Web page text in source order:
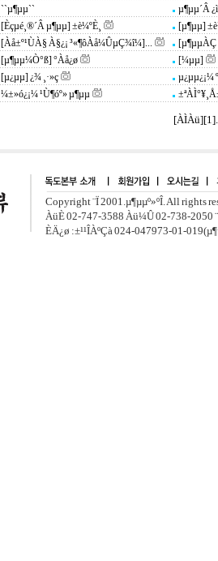
``µ¶µµ``
µ¶µµ´Â
[Èçµé¸®´Â µ¶µµ] ±è¼ºÈ¸
[µ¶µµ]
[Àå±º¹ÙÀ§ À§¿¡ ³«¶ôÀå¼ÛµÇ¾î¼­]...
[µ¶µµ¼Ò°ß] °­Àå¿ø
[¼­µµ]
[µ¿µµ] ¿¾ ¸·»ç
µ¿µµ¿¡¼­
¼±»ó¿¡¼­ ¹Ù¶óº» µ¶µµ
[ÀÌÀü][1
Copyright ¨Ï 2001.µ¶µµº»ºÎ. All rights
ÀüÈ­ 02-747-3588 Àü¼Û 02-738-2050
ÈÄ¿ø :±¹¹ÎÀºÇà 024-047973-01-